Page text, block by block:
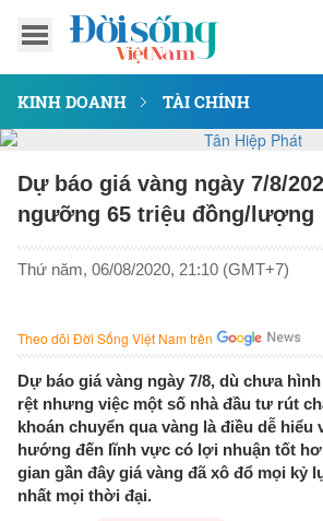
KINH DOANH TÀI CHÍNH
Dự báo giá vàng ngày 7/8/
ngưỡng 65 triệu đồng/lượng
Thứ năm, 06/08/2020, 21:10 (GMT+7)
Theo dõi Đời Sống Việt Nam trên
Dự báo giá vàng ngày 7/8, dù chưa
rệt nhưng việc một số nhà đầu tư rút
khoán chuyển qua vàng là điều dễ hiểu
hướng đến lĩnh vực có lợi nhuận tốt
gian gần đây giá vàng đã xô đổ mọi kỷ
nhất mọi thời đại.